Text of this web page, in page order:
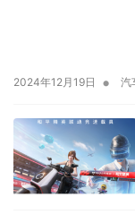
2024年12月19日 • 汽